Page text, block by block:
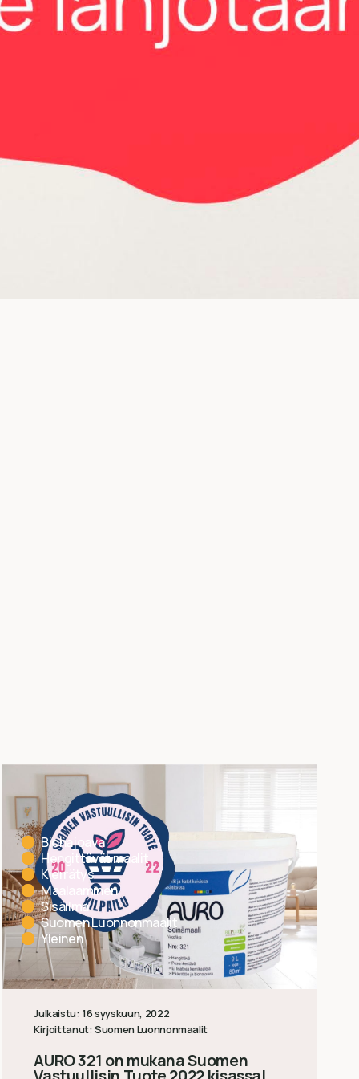
Biohajoava
Hengittävät maalit
Kierrätys
Maalaaminen
Sisäilma
Suomen Luonnonmaalit
Yleinen
Julkaistu: 16 syyskuun, 2022
Kirjoittanut:Suomen Luonnonmaalit
AURO 321 on mukana Suomen